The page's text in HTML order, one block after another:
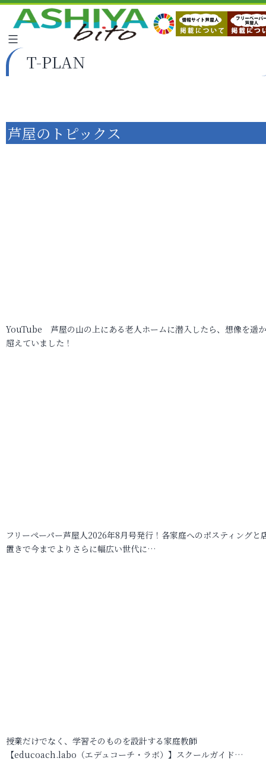
T-PLAN
芦屋のトピックス
YouTube 芦屋の山の上にある老人ホームに潜入したら、想像を遥
超えていました！
フリーペーパー芦屋人2026年8月号発行！各家庭へのポスティングと
置きで今までよりさらに幅広い世代に…
授業だけでなく、学習そのものを設計する家庭教師
【educoach.labo（エデュコーチ・ラボ）】スクールガイド…